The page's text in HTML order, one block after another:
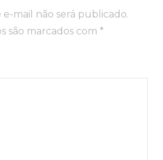
mail não será publicado.
são marcados com *